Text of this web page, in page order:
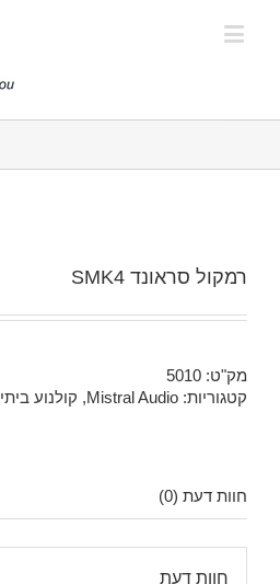
רמקול סראונד SMK4
מק"ט: 5010
קטגוריות: Mistral Audio
, קולנוע ביתי
חוות דעת (0)
חוות דעת